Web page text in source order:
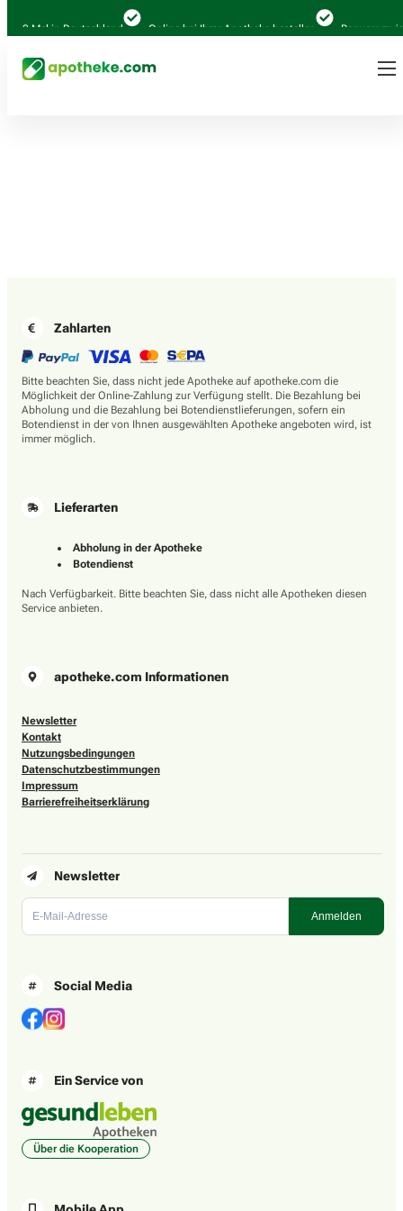
Mal in Deutschland Online bei Ihrer Apotheke bestellen Bequem
Zahlarten
Bitte beachten Sie, dass nicht jede Apotheke auf apotheke.com die
Möglichkeit der Online-Zahlung zur Verfügung stellt. Die Bezahlung bei
Abholung und die Bezahlung bei Botendienstlieferungen, sofern ein
Botendienst in der von Ihnen ausgewählten Apotheke angeboten wird, ist
immer möglich.
Lieferarten
Abholung in der Apotheke
Botendienst
Nach Verfügbarkeit. Bitte beachten Sie, dass nicht alle Apotheken diesen
Service anbieten.
apotheke.com Informationen
Newsletter
Kontakt
Nutzungsbedingungen
Datenschutzbestimmungen
Impressum
Barrierefreiheitserklärung
Newsletter
Social Media
Ein Service von
Über die Kooperation